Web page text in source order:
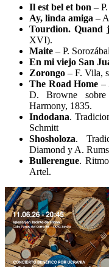
Il est bel et bon –
Ay, linda amiga –
Tourdion. Quand
XVI).
Maite – P.
En mi viejo San
Zorongo – F. Vila,
The Road Home –
D. Browne
Harmony, 1835.
Indodana.
Schmitt
Shosholoza.
Diamond y A.
Bullerengue.
Artel.